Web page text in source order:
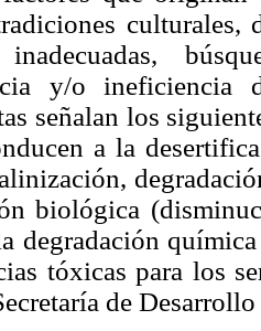
culturales,
inadecuadas,
y/o ineficiencia
señalan los
a la
biológica
degradación
tóxicas para los
de